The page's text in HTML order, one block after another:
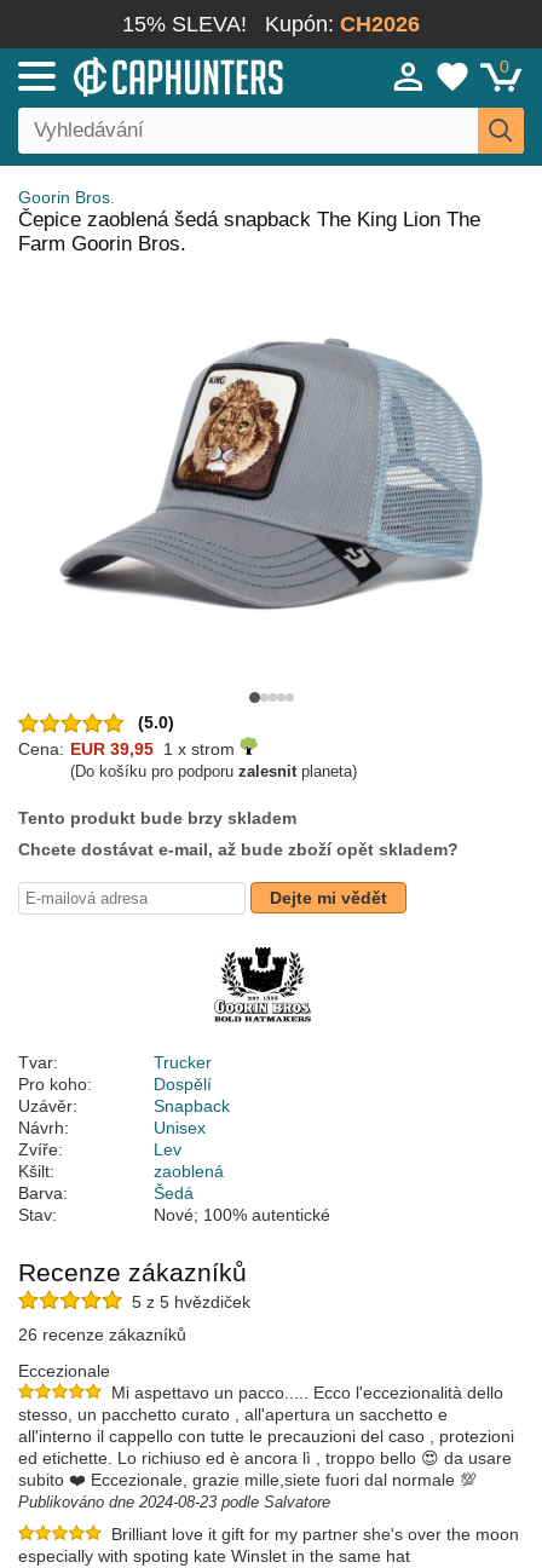
15% SLEVA! Kupón: CH2026
0
Goorin Bros.
Čepice zaoblená šedá snapback The King Lion The
Farm Goorin Bros.
(5.0)
Cena: EUR 39,95 1 x strom
(Do košíku pro podporu zalesnitplaneta)
Tento produkt bude brzy skladem
Chcete dostávat e-mail, až bude zboží opět skladem?
Dejte mi vědět
Tvar:
Trucker
Pro koho:
Dospělí
Uzávěr:
Snapback
Návrh:
Unisex
Zvíře:
Lev
Kšilt:
zaoblená
Barva:
Šedá
Stav:
Nové; 100% autentické
Recenze zákazníků
5 z 5 hvězdiček
26 recenze zákazníků
Eccezionale
Mi aspettavo un pacco..... Ecco l'eccezionalità dello
stesso, un pacchetto curato , all'apertura un sacchetto e
all'interno il cappello con tutte le precauzioni del caso , protezioni
ed etichette. Lo richiuso ed è ancora lì , troppo bello 😍 da usare
subito ❤️ Eccezionale, grazie mille,siete fuori dal normale 💯
Publikováno dne 2024-08-23 podle Salvatore
Brilliant love it gift for my partner she's over the moon
especially with spoting kate Winslet in the same hat